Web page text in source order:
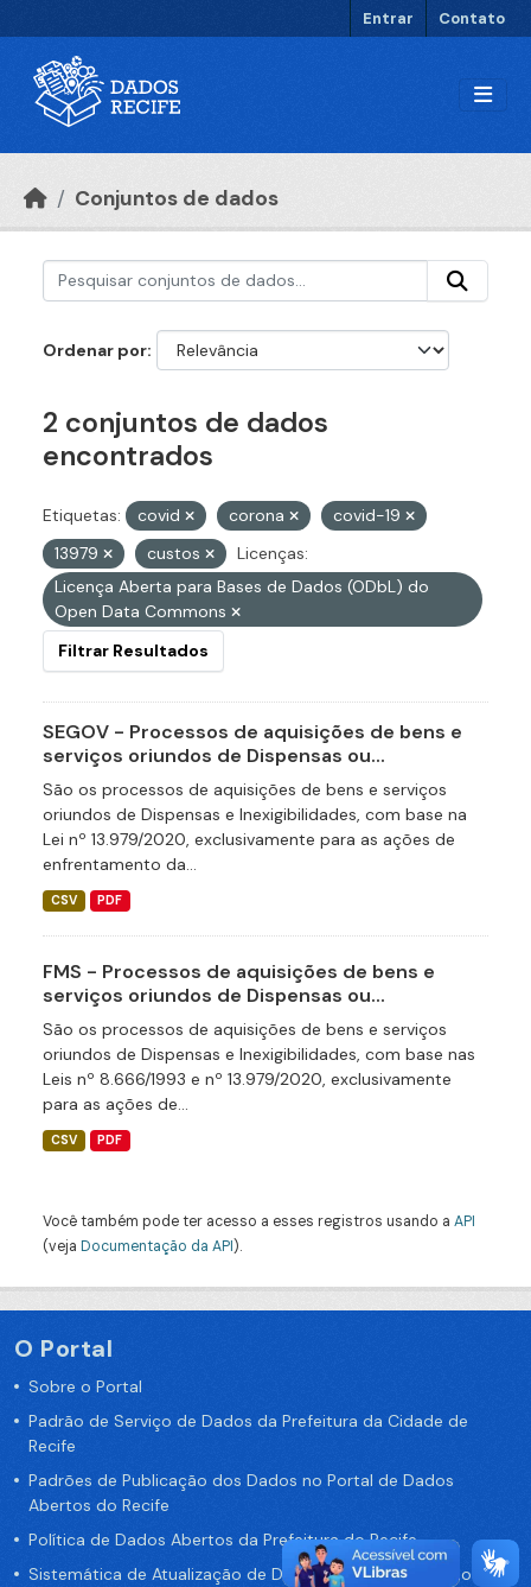
Entrar Contato
Conjuntos de dados
Ordenar por
2 conjuntos de dados
encontrados
Etiquetas: covid corona
covid-19
13979
custos
Licenças:
Licença Aberta para Bases de Dados (ODbL) do
Open Data Commons
Filtrar Resultados
SEGOV - Processos de aquisições de bens e
serviços oriundos de Dispensas ou...
São os processos de aquisições de bens e serviços
oriundos de Dispensas e Inexigibilidades, com base na
Lei nº 13.979/2020, exclusivamente para as ações de
enfrentamento da...
CSV PDF
FMS - Processos de aquisições de bens e
serviços oriundos de Dispensas ou...
São os processos de aquisições de bens e serviços
oriundos de Dispensas e Inexigibilidades, com base nas
Leis nº 8.666/1993 e nº 13.979/2020, exclusivamente
para as ações de...
CSV PDF
Você também pode ter acesso a esses registros usando a API
(veja Documentação da API).
O Portal
Sobre o Portal
Padrão de Serviço de Dados da Prefeitura da Cidade de
Recife
Padrões de Publicação dos Dados no Portal de Dados
Abertos do Recife
Política de Dados Abertos da Prefeitura do Recife
Sistemática de Atualização de Dados do Portal de Dados